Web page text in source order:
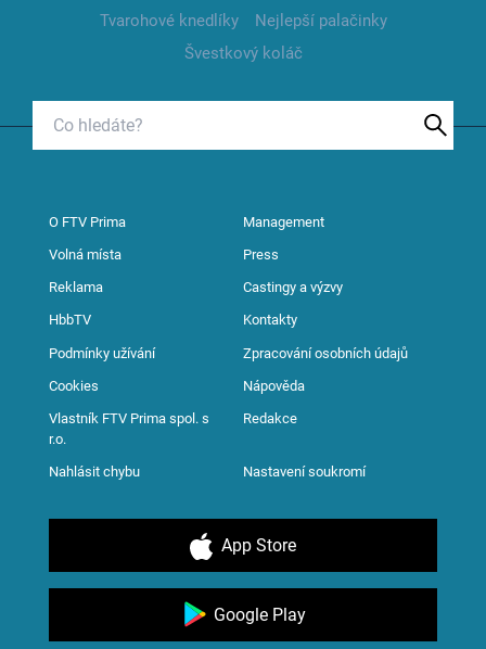
Tvarohové knedlíky
Nejlepší palačinky
Švestkový koláč
O FTV Prima Management
Volná místa Press
Reklama Castingy a výzvy
HbbTV Kontakty
Podmínky užívání Zpracování osobních údajů
Cookies Nápověda
Vlastník FTV Prima spol. s
r.o.
Redakce
Nahlásit chybu Nastavení soukromí
App Store
Google Play